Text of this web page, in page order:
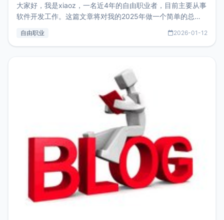
大家好，我是xiaoz，一名近4年的自由职业者，目前主要从事
软件开发工作。这篇文章将对我的2025年做一个简单的总
收入下降20%，但却过得很充实，2026年不求突破，但求保
自由职业 2026-01-12